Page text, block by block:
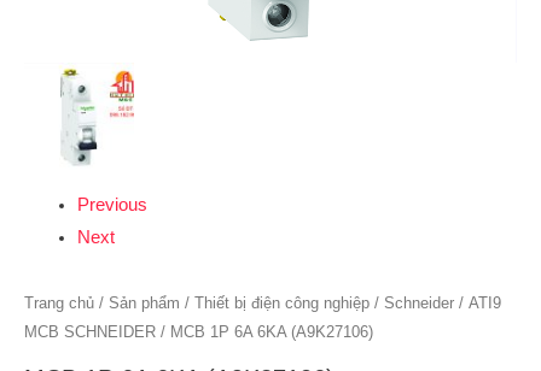
Previous
Next
Trang chủ / Sản phẩm / Thiết bị điện công nghiệp / Schneider / ATI9
MCB SCHNEIDER / MCB 1P 6A 6KA (A9K27106)